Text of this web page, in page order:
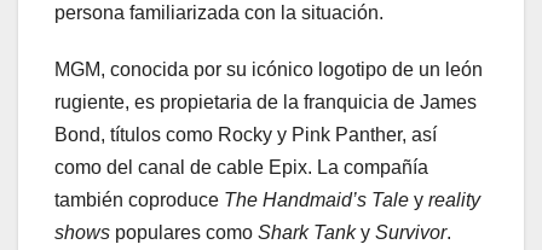
persona familiarizada con la situación.
MGM, conocida por su icónico logotipo de un león
rugiente, es propietaria de la franquicia de James
Bond, títulos como Rocky y Pink Panther, así
como del canal de cable Epix. La compañía
también coproduce The Handmaid’s Tale y reality
shows populares como Shark Tanky Survivor.